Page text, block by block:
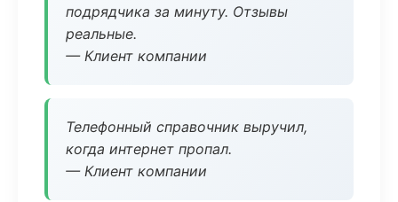
подрядчика за минуту. Отзывы
реальные.
— Клиент компании
Телефонный справочник выручил,
когда интернет пропал.
— Клиент компании